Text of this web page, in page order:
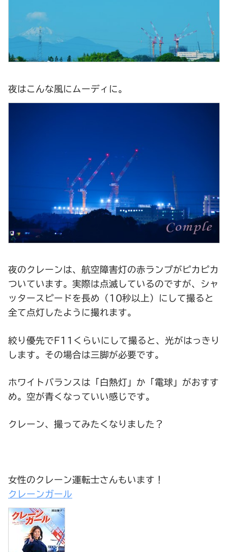
夜はこんな風にムーディに。
夜のクレーンは、航空障害灯の赤ランプがピカピカ
ついています。実際は点滅しているのですが、シャ
ッタースピードを長め（10秒以上）にして撮ると
全て点灯したように撮れます。
絞り優先でF11くらいにして撮ると、光がはっきり
します。その場合は三脚が必要です。
ホワイトバランスは「白熱灯」か「電球」がおすす
め。空が青くなっていい感じです。
クレーン、撮ってみたくなりました？
女性のクレーン運転士さんもいます！
クレーンガール